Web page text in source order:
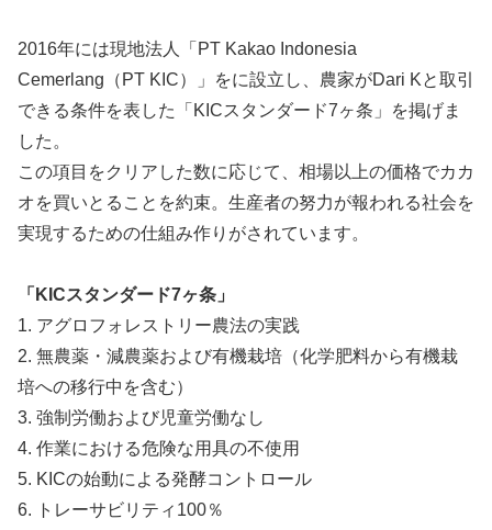
2016年には現地法人「PT Kakao Indonesia
Cemerlang（PT KIC）」をに設立し、農家がDari Kと取引
できる条件を表した「KICスタンダード7ヶ条」を掲げま
した。
この項目をクリアした数に応じて、相場以上の価格でカカ
オを買いとることを約束。生産者の努力が報われる社会を
実現するための仕組み作りがされています。
「KICスタンダード7ヶ条」
1. アグロフォレストリー農法の実践
2. 無農薬・減農薬および有機栽培（化学肥料から有機栽
培への移行中を含む）
3. 強制労働および児童労働なし
4. 作業における危険な用具の不使用
5. KICの始動による発酵コントロール
6. トレーサビリティ100％